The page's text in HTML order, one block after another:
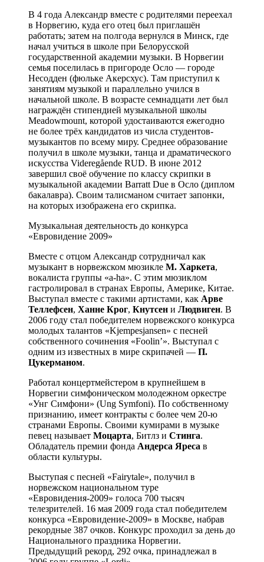
В 4 года Александр вместе с родителями переехал
в Норвегию, куда его отец был приглашён
работать; затем на полгода вернулся в Минск, где
начал учиться в школе при Белорусской
государственной академии музыки. В Норвегии
семья поселилась в пригороде Осло — городе
Несодден (фюльке Акерсхус). Там приступил к
занятиям музыкой и параллельно учился в
начальной школе. В возрасте семнадцати лет был
награждён стипендией музыкальной школы
Meadowmount, которой удостаиваются ежегодно
не более трёх кандидатов из числа студентов-
музыкантов по всему миру. Среднее образование
получил в школе музыки, танца и драматического
искусства Videregående RUD. В июне 2012
завершил своё обучение по классу скрипки в
музыкальной академии Barratt Due в Осло (диплом
бакалавра). Своим талисманом считает запонки,
на которых изображена его скрипка.
Музыкальная деятельность до конкурса
«Евровидение 2009»
Вместе с отцом Александр сотрудничал как
музыкант в норвежском мюзикле М. Харкета,
вокалиста группы «a-ha». С этим мюзиклом
гастролировал в странах Европы, Америке, Китае.
Выступал вместе с такими артистами, как Арве
Теллефсен, Ханне Крог, Кнутсен и Людвиген. В
2006 году стал победителем норвежского конкурса
молодых талантов «Kjempesjansen» с песней
собственного сочинения «Foolin’». Выступал с
одним из известных в мире скрипачей — П.
Цукерманом.
Работал концертмейстером в крупнейшем в
Норвегии симфоническом молодежном оркестре
«Унг Симфони» (Ung Symfoni). По собственному
признанию, имеет контракты с более чем 20-ю
странами Европы. Своими кумирами в музыке
певец называет Моцарта, Битлз и Стинга.
Обладатель премии фонда Андерса Яреса в
области культуры.
Выступая с песней «Fairytale», получил в
норвежском национальном туре
«Евровидения-2009» голоса 700 тысяч
телезрителей. 16 мая 2009 года стал победителем
конкурса «Евровидение-2009» в Москве, набрав
рекордные 387 очков. Конкурс проходил за день до
Национального праздника Норвегии.
Предыдущий рекорд, 292 очка, принадлежал в